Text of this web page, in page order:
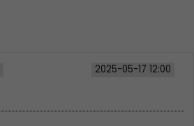
2025-05-17 12:00